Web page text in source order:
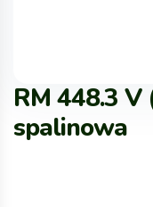
RM 448.3 V
spalinowa